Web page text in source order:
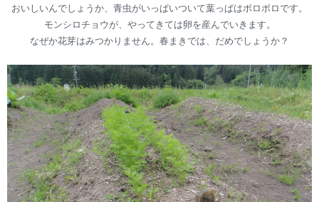
おいしいんでしょうか、青虫がいっぱいついて葉っぱはボロボロです。
モンシロチョウが、やってきては卵を産んでいきます。
なぜか花芽はみつかりません。春まきでは、だめでしょうか？